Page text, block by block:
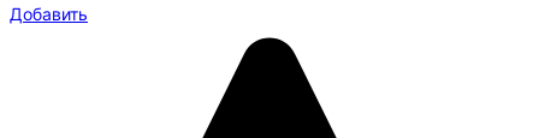
Добавить